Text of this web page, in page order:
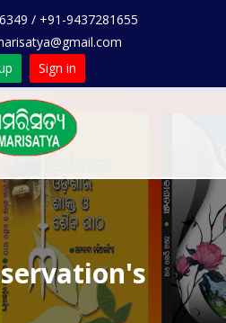
/ +91-9437281655
Sign in